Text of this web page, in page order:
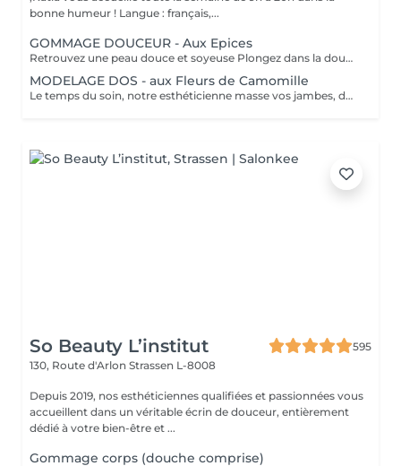
bonne humeur ! Langue : français,...
GOMMAGE DOUCEUR - Aux Epices
Retrouvez une peau douce et soyeuse Plongez dans la douceur tropicale dIndonésie à travers les notes épicées des huiles essentielles de Girofle et de Muscade. Ce gommage aux effluves chauds et naturels vous transporte tout en exfoliant délicatement votre peau : elle est douce, lumineuse et satinée.
MODELAGE DOS - aux Fleurs de Camomille
Le temps du soin, notre esthéticienne masse vos jambes, des orteils à la taille dans un mouvement tonique qui active la microcirculation et leurs procure un confort sans précédent. Bénéfices : Vos jambes retrouvent fraicheur et légèreté.
So Beauty L’institut
595
130, Route d'Arlon Strassen L-8008
Depuis 2019, nos esthéticiennes qualifiées et passionnées vous
accueillent dans un véritable écrin de douceur, entièrement
dédié à votre bien-être et ...
Gommage corps (douche comprise)